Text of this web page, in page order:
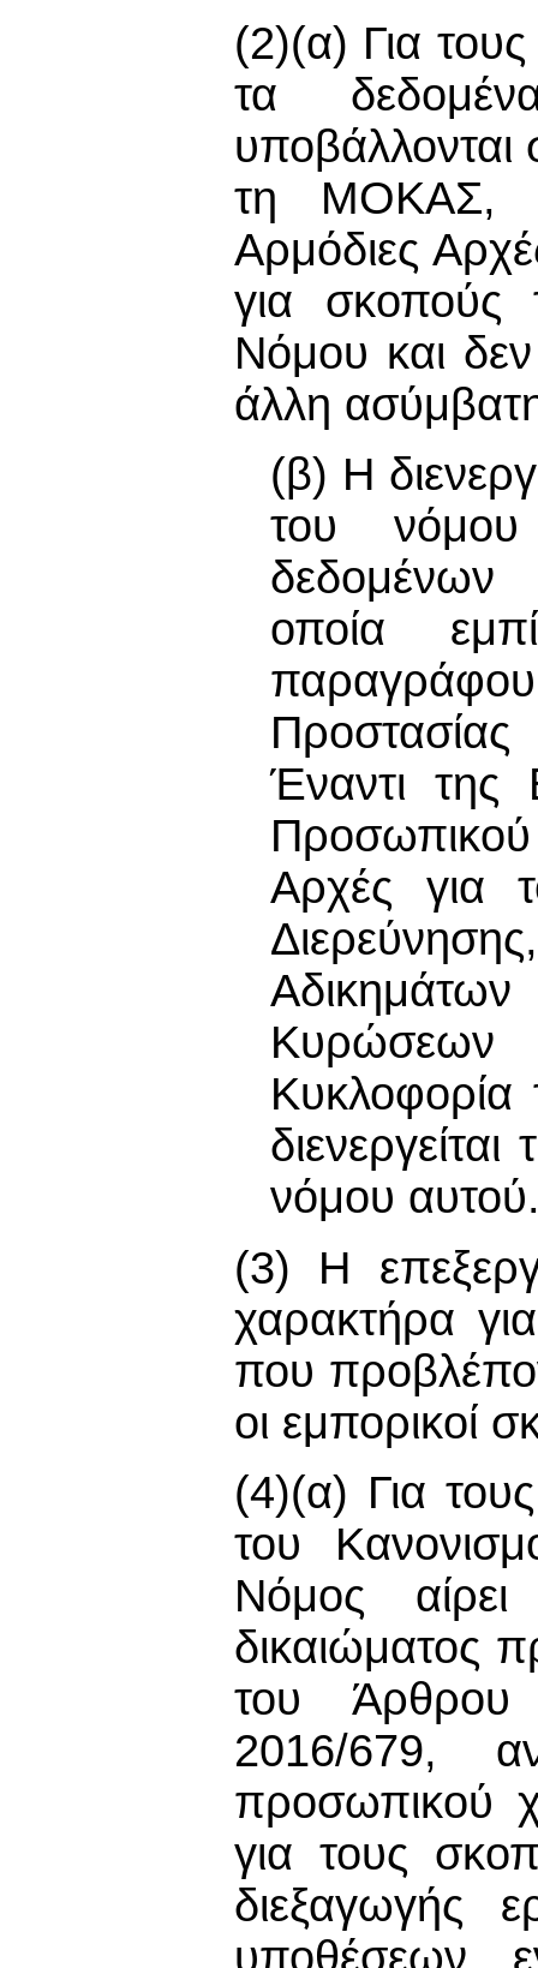
(2)(α) Για
τα
τη ΜΟΚΑΣ,
Αρμόδιες
για σκοπούς
Νόμου και
άλλη
(β) Η
του νόμου
οποία
Έναντι της
Αρχές για
νόμου
(3) Η
χαρακτήρα
που
οι εμπορικοί
(4)(α) Για
του
Νόμος
δικαιώματος
του
2016/679,
προσωπικού
για τους
διεξαγωγής
υποθέσεων